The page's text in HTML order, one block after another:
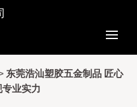
东莞浩汕塑胶五金制品 匠心
业实力